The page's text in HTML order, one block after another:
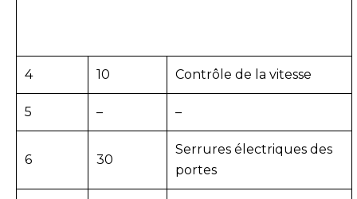
4 10 Contrôle de la vitesse
5 – –
6 30
Serrures électriques des
portes